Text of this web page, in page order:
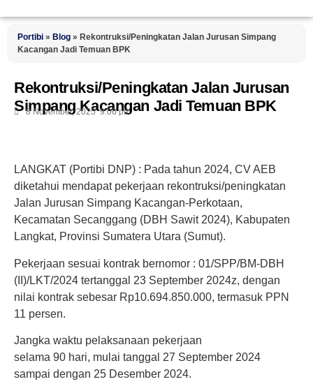
Portibi » Blog » Rekontruksi/Peningkatan Jalan Jurusan Simpang
Kacangan Jadi Temuan BPK
Rekontruksi/Peningkatan Jalan Jurusan
Simpang Kacangan Jadi Temuan BPK
8 November, 2025 9:06 pm
LANGKAT (Portibi DNP) : Pada tahun 2024, CV AEB
diketahui mendapat pekerjaan rekontruksi/peningkatan
Jalan Jurusan Simpang Kacangan-Perkotaan,
Kecamatan Secanggang (DBH Sawit 2024), Kabupaten
Langkat, Provinsi Sumatera Utara (Sumut).
Pekerjaan sesuai kontrak bernomor : 01/SPP/BM-DBH
(II)/LKT/2024 tertanggal 23 September 2024z, dengan
nilai kontrak sebesar Rp10.694.850.000, termasuk PPN
11 persen.
Jangka waktu pelaksanaan pekerjaan
selama 90 hari, mulai tanggal 27 September 2024
sampai dengan 25 Desember 2024.